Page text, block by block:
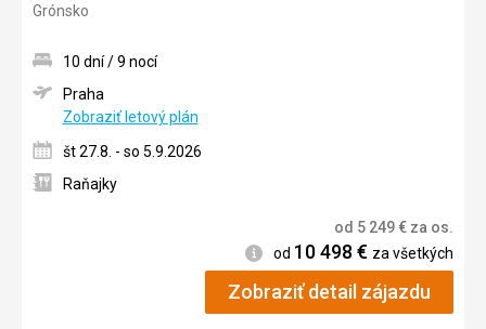
Grónsko
10 dní / 9 nocí
Praha
Zobraziť letový plán
št 27.8. - so 5.9.2026
Raňajky
od 5 249€ za os.
Informácie
od 10 498 € za všetkých
Zobraziť detail zájazdu